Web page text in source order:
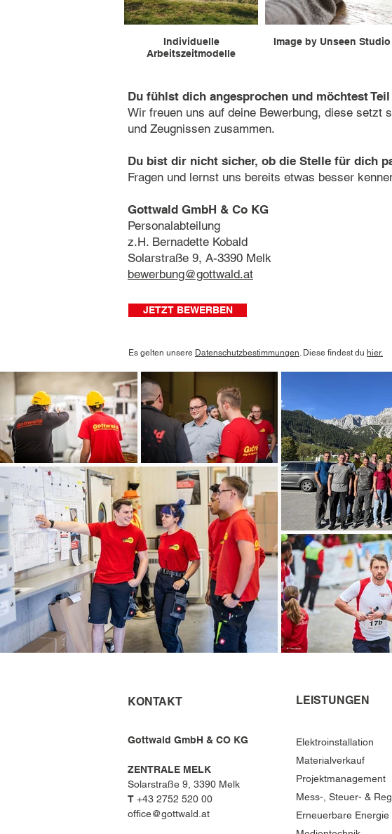
Individuelle
Arbeitszeitmodelle
Image by Unseen Studio
Du fühlst dich angesprochen und möchtest
Wir freuen uns auf deine Bewerbung, diese setzt
und Zeugnissen zusammen.
Du bist dir nicht sicher, ob die Stelle für dich
Fragen und lernst uns bereits etwas besser
Gottwald GmbH & Co KG
Personalabteilung
z.H. Bernadette Kobald
Solarstraße 9, A-3390 Melk
bewerbung@gottwald.at
JETZT BEWERBEN
Es gelten unsere Datenschutzbestimmungen. Diese findest du hier.
KONTAKT LEISTUNGEN
Gottwald GmbH & CO KG
ZENTRALE MELK
Solarstraße 9, 3390 Melk
T +43 2752 520 00
office@gottwald.at
Elektroinstallation
Materialverkauf
Projektmanagement
Mess-, Steuer- &
Erneuerbare Energie